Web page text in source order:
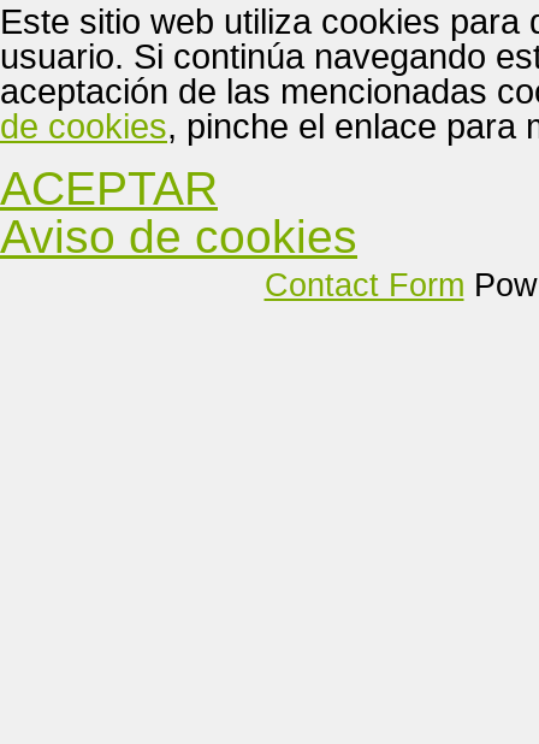
Este sitio web utiliza cookies
usuario. Si continúa navegando
aceptación de las mencionadas
de cookies, pinche el enlace para
ACEPTAR
Aviso de cookies
Contact Form